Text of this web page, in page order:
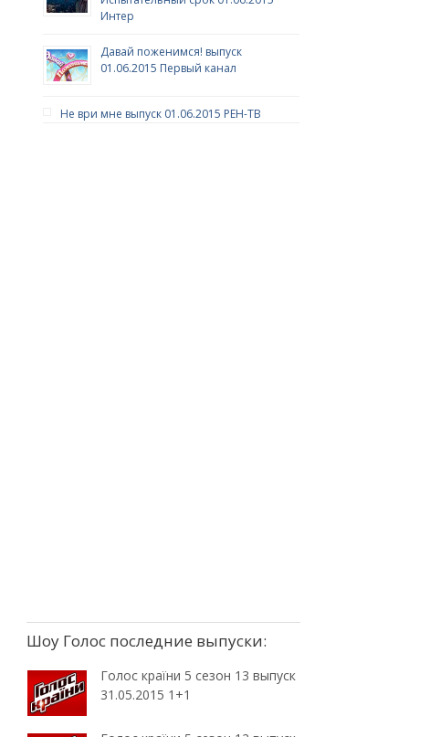
Интер
Давай поженимся! выпуск
01.06.2015 Первый канал
Не ври мне выпуск 01.06.2015 РЕН-ТВ
Шоу Голос последние выпуски:
Голос країни 5 сезон 13 выпуск
31.05.2015 1+1